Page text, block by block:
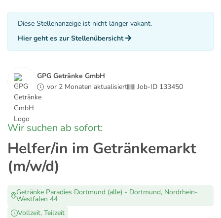
Diese Stellenanzeige ist nicht länger vakant.
Hier geht es zur Stellenübersicht
GPG Getränke GmbH
vor 2 Monaten aktualisiert
Job-ID 133450
Wir suchen ab sofort:
Helfer/in im Getränkemarkt
(m/w/d)
Getränke Paradies Dortmund (alle) - Dortmund, Nordrhein-
Westfalen 44
Vollzeit, Teilzeit